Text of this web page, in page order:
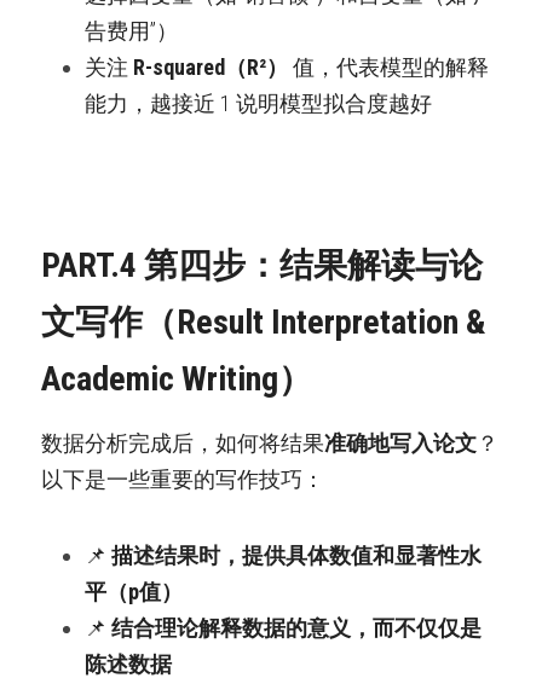
告费用”）
关注 R-squared（R²）
值，代表模型的解释
能力，越接近 1 说明模型拟合度越好
PART.4 第四步：结果解读与论
文写作（Result Interpretation &
Academic Writing）
数据分析完成后，如何将结果准确地写入论文 ？
以下是一些重要的写作技巧：
📌 描述结果时，提供具体数值和显著性水
平（p值）
📌 结合理论解释数据的意义，而不仅仅是
陈述数据